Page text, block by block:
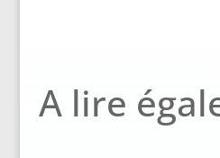
A lire